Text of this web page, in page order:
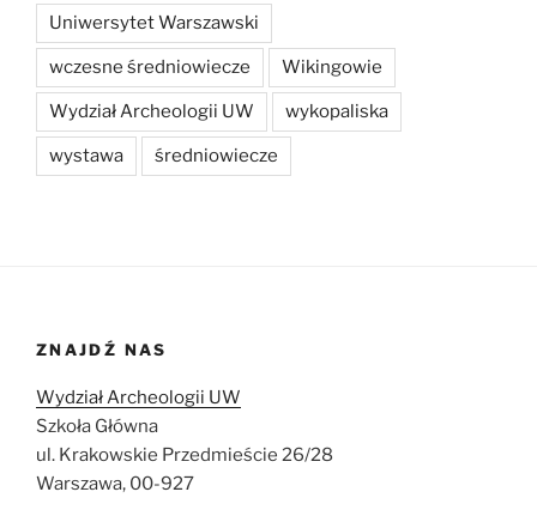
Uniwersytet Warszawski
wczesne średniowiecze Wikingowie
Wydział Archeologii UW wykopaliska
wystawa średniowiecze
ZNAJDŹ NAS
Wydział Archeologii UW
Szkoła Główna
ul. Krakowskie Przedmieście 26/28
Warszawa, 00-927